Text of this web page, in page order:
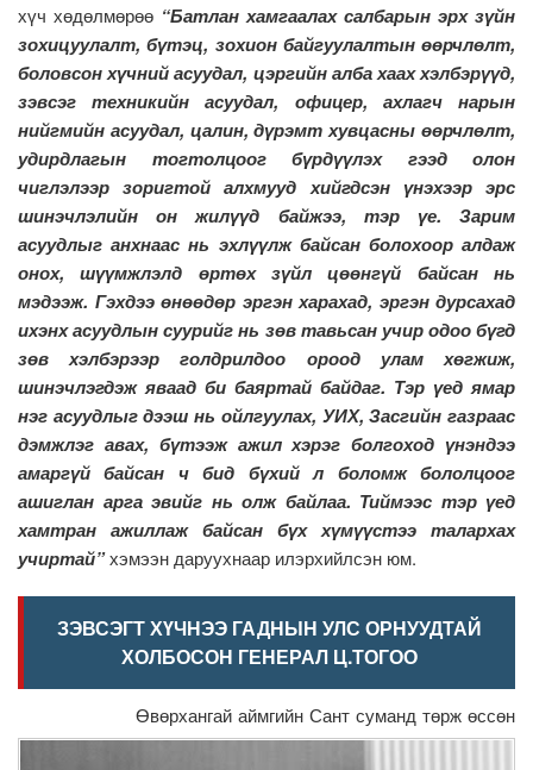
хүч хөдөлмөрөө “Батлан хамгаалах салбарын эрх зүйн
зохицуулалт, бүтэц, зохион байгуулалтын өөрчлөлт,
боловсон хүчний асуудал, цэргийн алба хаах хэлбэрүүд,
зэвсэг техникийн асуудал, офицер, ахлагч нарын
нийгмийн асуудал, цалин, дүрэмт хувцасны өөрчлөлт,
удирдлагын тогтолцоог бүрдүүлэх гээд олон
чиглэлээр зоригтой алхмууд хийгдсэн үнэхээр эрс
шинэчлэлийн он жилүүд байжээ, тэр үе. Зарим
асуудлыг анхнаас нь эхлүүлж байсан болохоор алдаж
онох, шүүмжлэлд өртөх зүйл цөөнгүй байсан нь
мэдээж. Гэхдээ өнөөдөр эргэн харахад, эргэн дурсахад
ихэнх асуудлын суурийг нь зөв тавьсан учир одоо бүгд
зөв хэлбэрээр голдрилдоо ороод улам хөгжиж,
шинэчлэгдэж яваад би баяртай байдаг. Тэр үед ямар
нэг асуудлыг дээш нь ойлгуулах, УИХ, Засгийн газраас
дэмжлэг авах, бүтээж ажил хэрэг болгоход үнэндээ
амаргүй байсан ч бид бүхий л боломж бололцоог
ашиглан арга эвийг нь олж байлаа. Тиймээс тэр үед
хамтран ажиллаж байсан бүх хүмүүстээ талархах
учиртай”хэмээн даруухнаар илэрхийлсэн юм.
ЗЭВСЭГТ ХҮЧНЭЭ ГАДНЫН УЛС ОРНУУДТАЙ
ХОЛБОСОН ГЕНЕРАЛ Ц.ТОГОО
Өвөрхангай аймгийн Сант суманд төрж өссөн